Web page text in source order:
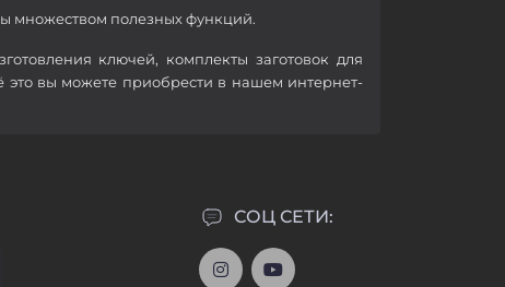
множеством полезных функций.
ключей, комплекты заготовок для
вы можете приобрести в нашем интернет-
СОЦ СЕТИ: